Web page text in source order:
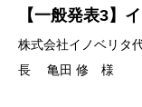
【一般発表3】
株式会社イノベリタ
長 亀田 修 様